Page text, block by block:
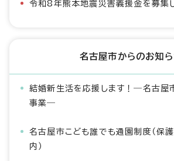
令和8年熊本地震災害義援金を募集
名古屋市からのお知
結婚新生活を応援します！―名古屋
事業―
名古屋市こども誰でも通園制度（保
内）